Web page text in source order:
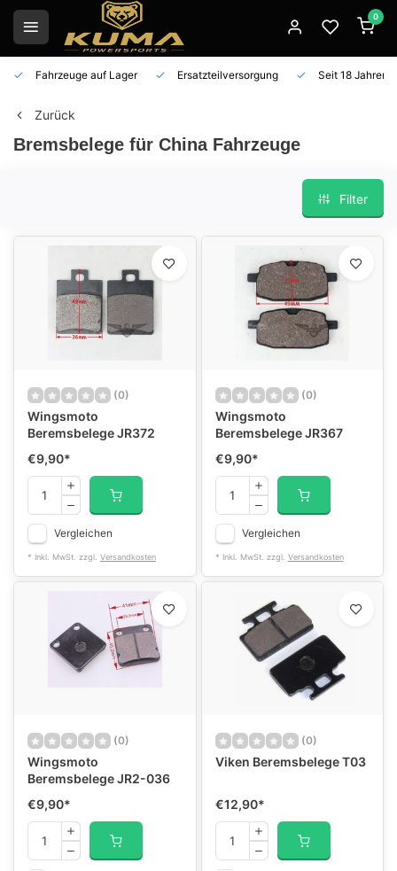
0
Fahrzeuge auf Lager Ersatzteilversorgung Seit 18 Jahren
Zurück
Bremsbelege für China Fahrzeuge
Filter
(0)
Wingsmoto
Beremsbelege JR372
€9,90*
Vergleichen
* Inkl. MwSt. zzgl. Versandkosten
(0)
Wingsmoto
Beremsbelege JR367
€9,90*
Vergleichen
* Inkl. MwSt. zzgl. Versandkosten
(0)
Wingsmoto
Beremsbelege JR2-036
€9,90*
(0)
Viken Beremsbelege T03
€12,90*